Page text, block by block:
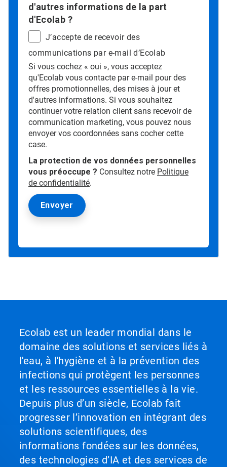
d'autres informations de la part
d'Ecolab ?
J’accepte de recevoir des
communications par e-mail d’Ecolab
Si vous cochez « oui », vous acceptez
qu'Ecolab vous contacte par e-mail pour des
offres promotionnelles, des mises à jour et
d'autres informations. Si vous souhaitez
continuer votre relation client sans recevoir de
communication marketing, vous pouvez nous
envoyer vos coordonnées sans cocher cette
case.
La protection de vos données personnelles
vous préoccupe ? Consultez notre Politique
de confidentialité.
Ecolab est un leader mondial dans le
domaine des solutions et services liés à
l'eau, à l'hygiène et à la prévention des
infections qui protègent les personnes
et les ressources essentielles à la vie.
Depuis plus d’un siècle, Ecolab fait
progresser l’innovation en intégrant des
solutions scientifiques, des
informations fondées sur les données,
des technologies d’IA et des services de